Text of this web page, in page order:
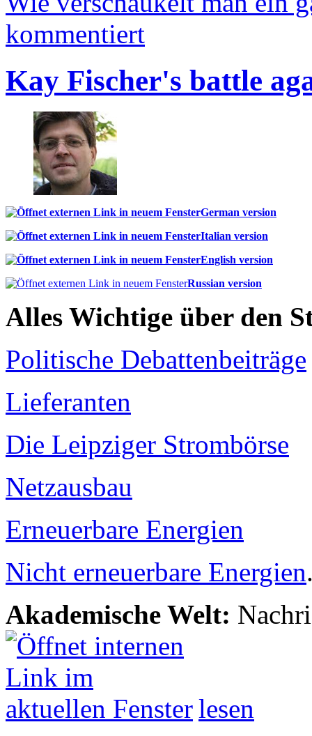
kommentiert
Kay Fischer's battle
German version
Italian version
English version
Russian version
Alles Wichtige über den
Politische Debattenbeiträge
Lieferanten
Die Leipziger Strombörse
Netzausbau
Erneuerbare Energien
Nicht erneuerbare Energien
Akademische Welt:
lesen